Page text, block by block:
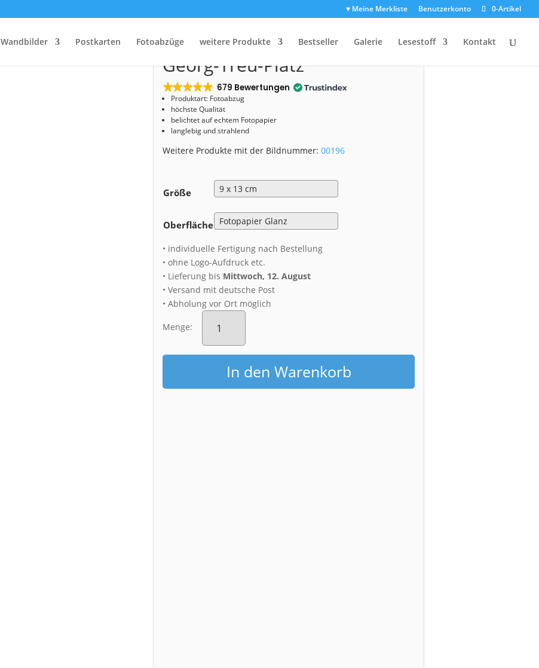
♥ Meine Merkliste Benutzerkonto 0-Artikel
Wandbilder Postkarten Fotoabzüge weitere Produkte Bestseller Galerie Lesestoff Kontakt
Start/Shop/Fotoabzug/ Fotoabzug (00196) Georg-Treu-Platz
Fotoabzug (00196)
Georg-Treu-Platz
679 Bewertungen
Produktart: Fotoabzug
höchste Qualität
belichtet auf echtem Fotopapier
langlebig und strahlend
Weitere Produkte mit der Bildnummer:00196
Größe
Oberfläche
• individuelle Fertigung nach Bestellung
• ohne Logo-Aufdruck etc.
• Lieferung bis Mittwoch, 12. August
• Versand mit deutsche Post
• Abholung vor Ort möglich
Menge:
Fotoabzug
(00196)
Treu-
Platz
MengeIn den Warenkorb